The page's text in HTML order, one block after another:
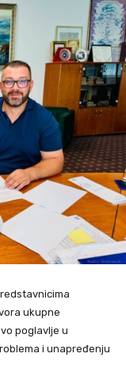
ukupne
poglavlje u
i unapređenju